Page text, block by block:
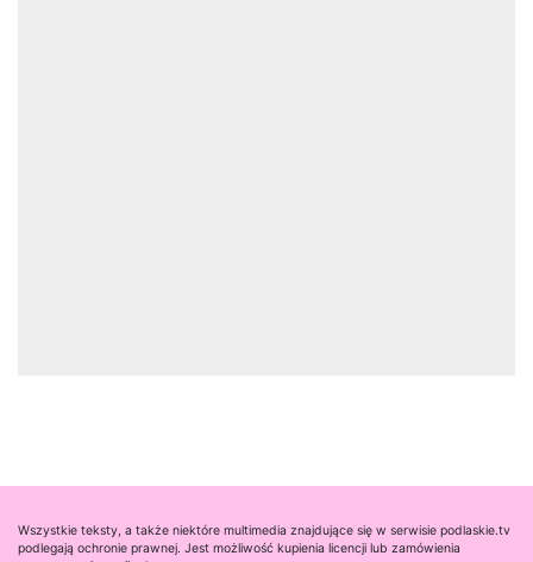
Wszystkie teksty, a także niektóre multimedia znajdujące się w serwisie podlaskie.tv
podlegają ochronie prawnej. Jest możliwość kupienia licencji lub zamówienia